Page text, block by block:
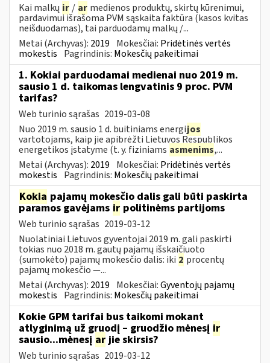
Kai malkų ir / ar medienos produktų, skirtų kūrenimui,
pardavimui išrašoma PVM sąskaita faktūra (kasos kvitas
neišduodamas), tai parduodamų malkų /...
Metai (Archyvas): 2019 Mokesčiai: Pridėtinės vertės
mokestis Pagrindinis: Mokesčių pakeitimai
1. Kokiai parduodamai medienai nuo 2019 m.
sausio 1 d. taikomas lengvatinis 9 proc. PVM
tarifas?
Web turinio sąrašas 2019-03-08
Nuo 2019 m. sausio 1 d. buitiniams energijos
vartotojams, kaip jie apibrėžti Lietuvos Respublikos
energetikos įstatyme (t. y. fiziniams asmenims,...
Metai (Archyvas): 2019 Mokesčiai: Pridėtinės vertės
mokestis Pagrindinis: Mokesčių pakeitimai
Kokia pajamų mokesčio dalis gali būti paskirta
paramos gavėjams ir politinėms partijoms
Web turinio sąrašas 2019-03-12
Nuolatiniai Lietuvos gyventojai 2019 m. gali paskirti
tokias nuo 2018 m. gautų pajamų išskaičiuoto
(sumokėto) pajamų mokesčio dalis: iki 2 procentų
pajamų mokesčio —...
Metai (Archyvas): 2019 Mokesčiai:Gyventojų pajamų
mokestis Pagrindinis: Mokesčių pakeitimai
Kokie GPM tarifai bus taikomi mokant
atlyginimą už gruodį – gruodžio mėnesį ir
sausio...mėnesį arjie skirsis?
Web turinio sąrašas 2019-03-12